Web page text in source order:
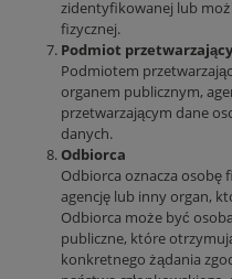
zidentyfikowanej lub
fizycznej.
Podmiot
Podmiotem
organem publicznym,
przetwarzającym dane
danych.
Odbiorca
Odbiorca oznacza osobę
agencję lub inny organ,
Odbiorca może być
publiczne, które
konkretnego żądania